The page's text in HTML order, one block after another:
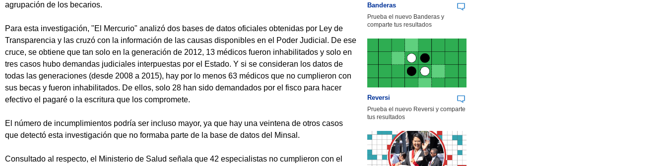
agrupación de los becarios.
Para esta investigación, "El Mercurio" analizó dos bases de datos oficiales obtenidas por Ley de
Transparencia y las cruzó con la información de las causas disponibles en el Poder Judicial. De ese
cruce, se obtiene que tan solo en la generación de 2012, 13 médicos fueron inhabilitados y solo en
tres casos hubo demandas judiciales interpuestas por el Estado. Y si se consideran los datos de
todas las generaciones (desde 2008 a 2015), hay por lo menos 63 médicos que no cumplieron con
sus becas y fueron inhabilitados. De ellos, solo 28 han sido demandados por el fisco para hacer
efectivo el pagaré o la escritura que los compromete.
El número de incumplimientos podría ser incluso mayor, ya que hay una veintena de otros casos
que detectó esta investigación que no formaba parte de la base de datos del Minsal.
Consultado al respecto, el Ministerio de Salud señala que 42 especialistas no cumplieron con el
Banderas
Prueba el nuevo Banderas y
comparte tus resultados
Reversi
Prueba el nuevo Reversi y comparte
tus resultados